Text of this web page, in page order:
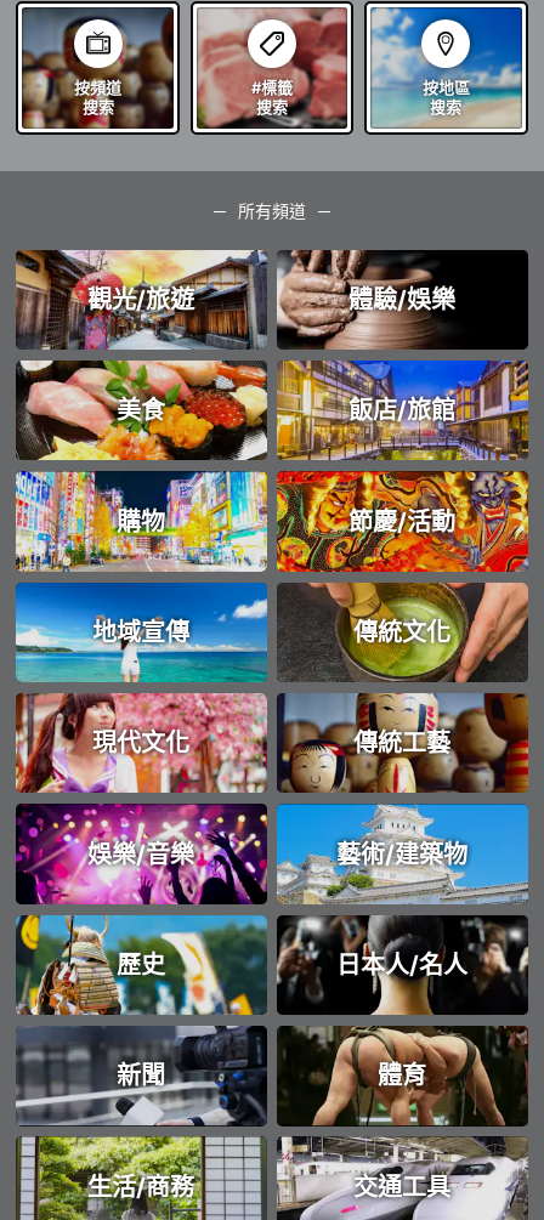
按頻道
搜索
#標籤
搜索
按地區
搜索
所有頻道
觀光/旅遊 體驗/娛樂
美食 飯店/旅館
購物 節慶/活動
地域宣傳 傳統文化
現代文化 傳統工藝
娛樂/音樂 藝術/建築物
歷史 日本人/名人
新聞 體育
生活/商務 交通工具